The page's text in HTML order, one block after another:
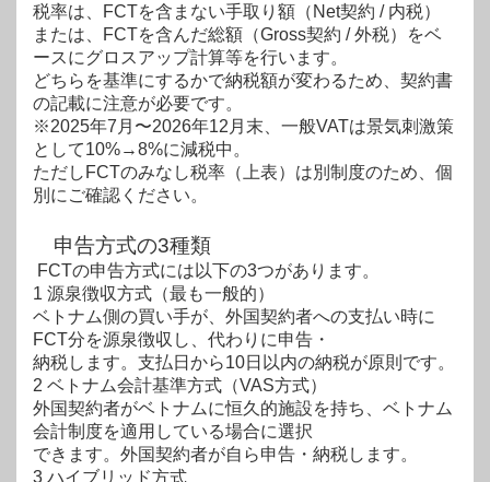
税率は、FCTを含まない手取り額（Net契約 / 内税）
または、FCTを含んだ総額（Gross契約 / 外税）をベ
ースにグロスアップ計算等を行います。
どちらを基準にするかで納税額が変わるため、契約書
の記載に注意が必要です。
※2025年7月〜2026年12月末、一般VATは景気刺激策
として10%→8%に減税中。
ただし FCTのみなし税率（上表）は別制度のため、個
別にご確認ください。
申告方式の3種類
FCTの申告方式には以下の3つがあります。
1 源泉徴収方式（最も一般的）
ベトナム側の買い手が、外国契約者への支払い時に
FCT分を源泉徴収し、代わりに申告・
納税します。支払日から10日以内の納税が原則です。
2 ベトナム会計基準方式（VAS方式）
外国契約者がベトナムに恒久的施設を持ち、ベトナム
会計制度を適用している場合に選択
できます。外国契約者が自ら申告・納税します。
3 ハイブリッド方式